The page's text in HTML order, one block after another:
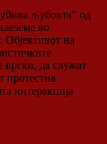
љубовта“ од
во
Објективот на
врски, да служат
протестна
интеракција